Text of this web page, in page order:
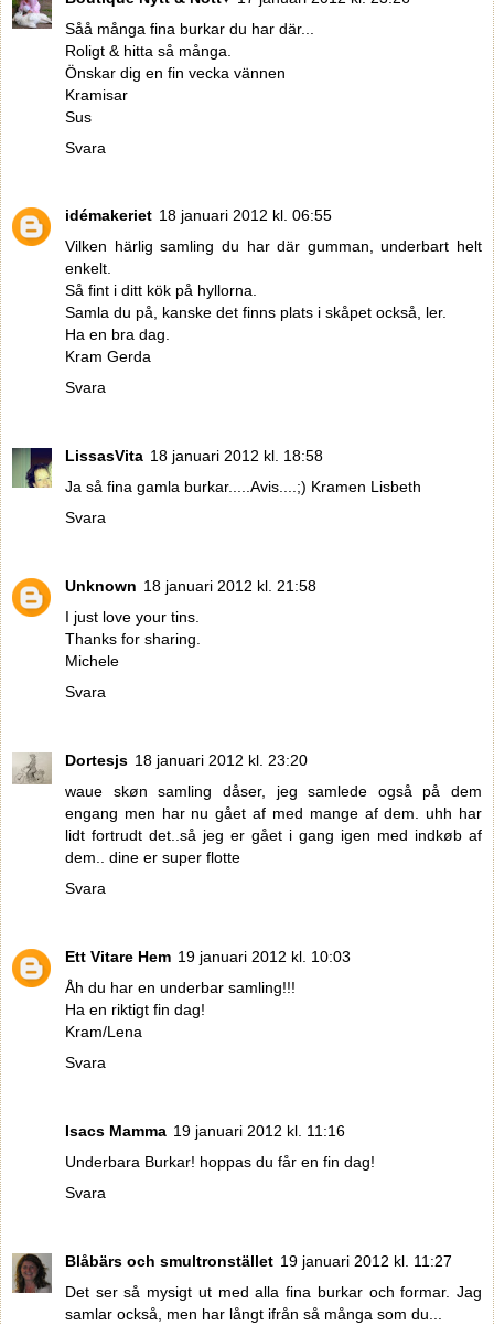
Såå många fina burkar du har där...
Roligt & hitta så många.
Önskar dig en fin vecka vännen
Kramisar
Sus
Svara
idémakeriet 18 januari 2012 kl. 06:55
Vilken härlig samling du har där gumman, underbart helt
enkelt.
Så fint i ditt kök på hyllorna.
Samla du på, kanske det finns plats i skåpet också, ler.
Ha en bra dag.
Kram Gerda
Svara
LissasVita 18 januari 2012 kl. 18:58
Ja så fina gamla burkar.....Avis....;) Kramen Lisbeth
Svara
Unknown 18 januari 2012 kl. 21:58
I just love your tins.
Thanks for sharing.
Michele
Svara
Dortesjs 18 januari 2012 kl. 23:20
waue skøn samling dåser, jeg samlede også på dem
engang men har nu gået af med mange af dem. uhh har
lidt fortrudt det..så jeg er gået i gang igen med indkøb af
dem.. dine er super flotte
Svara
Ett Vitare Hem 19 januari 2012 kl. 10:03
Åh du har en underbar samling!!!
Ha en riktigt fin dag!
Kram/Lena
Svara
Isacs Mamma 19 januari 2012 kl. 11:16
Underbara Burkar! hoppas du får en fin dag!
Svara
Blåbärs och smultronstället 19 januari 2012 kl. 11:27
Det ser så mysigt ut med alla fina burkar och formar. Jag
samlar också, men har långt ifrån så många som du...